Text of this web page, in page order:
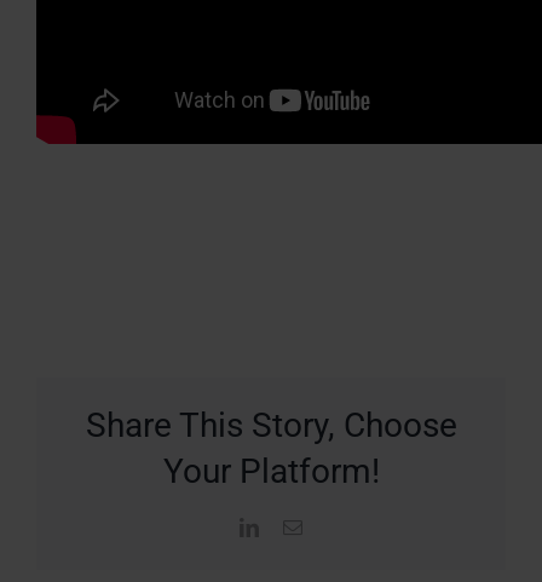
Share This Story, Choose
Your Platform!